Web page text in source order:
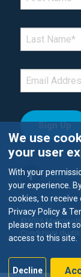
LAST NAME*
EMAIL *
©2026
Condizioni di
We use
your user
With your
your experience.
cookies, to
Privacy Policy &
please note that
access to this site.
Decline